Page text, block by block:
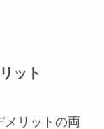
ット
メリットの両